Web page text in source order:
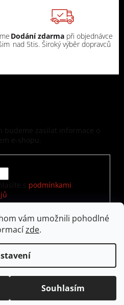
vám umožnili pohodlné
zde.
Souhlasím
Dodání zdarma při objednávce
nad 5tis. Široký výběr dopravců
budeme zasílat informace o
e-shopu.
s podmínkami
|Nakódoval eshopGuru
. Všechna práva vyhrazena.